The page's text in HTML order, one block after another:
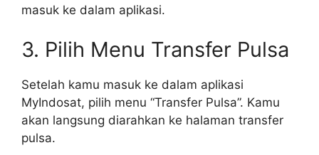
masuk ke dalam aplikasi.
3. Pilih Menu Transfer Pulsa
Setelah kamu masuk ke dalam aplikasi
MyIndosat, pilih menu “Transfer Pulsa”. Kamu
akan langsung diarahkan ke halaman transfer
pulsa.